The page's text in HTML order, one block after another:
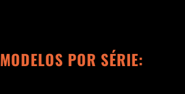
MODELOS POR SÉRIE: